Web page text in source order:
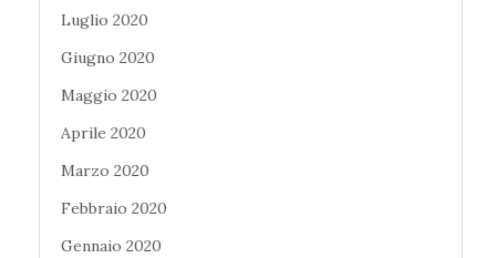
Luglio 2020
Giugno 2020
Maggio 2020
Aprile 2020
Marzo 2020
Febbraio 2020
Gennaio 2020